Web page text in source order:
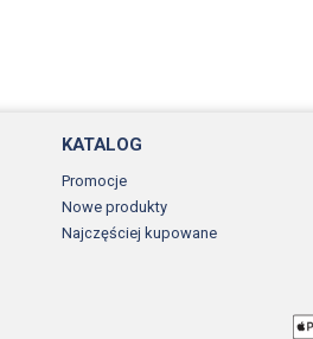
KATALOG
Promocje
Nowe produkty
Najczęściej kupowane